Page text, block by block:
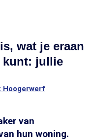
wat je eraan
kunt: jullie
Hoogerwerf
van
hun woning.